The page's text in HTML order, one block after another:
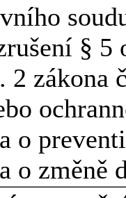
§ 5
2 zákona
o
o změně